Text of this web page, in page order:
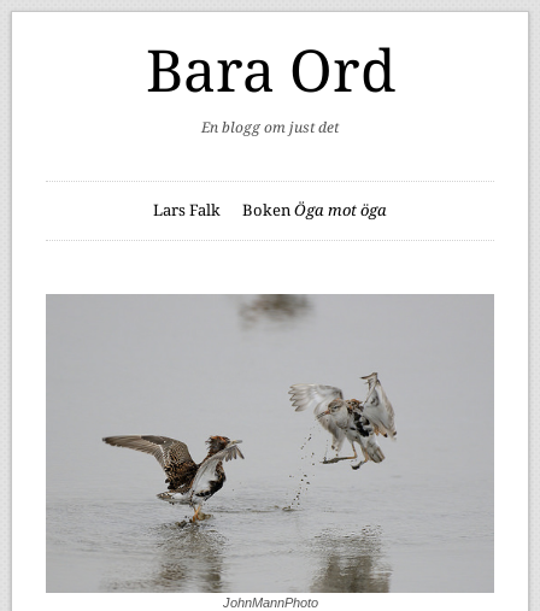
Bara Ord
En blogg om just det
Lars Falk Boken Öga mot öga
JohnMannPhoto